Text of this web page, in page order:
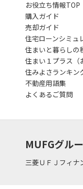
お役立ち情報TOP
購入ガイド
売却ガイド
住宅ローンシミュ
住まいと暮らしの
住まい１プラス（
住みよさランキン
不動産用語集
よくあるご質問
MUFGグル
三菱ＵＦＪフィナ